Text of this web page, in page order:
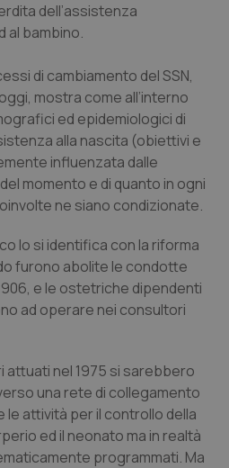
di Bolzano
di Trento
& Rettocolite Ulcerosa
neurodegenerative
dell’assistenza
al bambino.
di cambiamento del SSN,
mostra come all’interno
ed epidemiologici di
alla nascita (obiettivi e
influenzata dalle
momento e di quanto in ogni
ne siano condizionate.
lo si identifica con la riforma
furono abolite le condotte
e le ostetriche dipendenti
ad operare nei consultori
attuati nel 1975 si sarebbero
una rete di collegamento
le attività per il controllo della
ed il neonato ma in realtà
programmati. Ma